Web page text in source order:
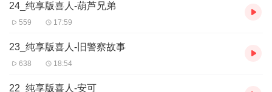
24_纯享版喜人-葫芦兄弟
559 17:59
23_纯享版喜人-旧警察故事
638 18:54
22_纯享版喜人-安可